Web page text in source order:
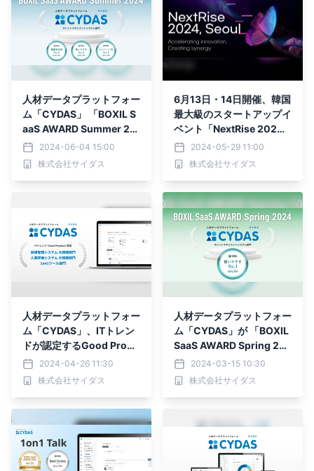
人材データプラットフォー
ム「CYDAS」 「BOXIL S
aaS AWARD Summer 20
24」 タレントマネジメン
トシステム部門で「機能満
足度No.1」ほか２つのNo.
2024-06-04 15:00
株式会社サイダス
6月13日・14日開催、韓国
最大級のスタートアップイ
ベント「NextRise 202
4」に出展いたします
2024-05-29 11:00
株式会社サイダス
人材データプラットフォー
ム「CYDAS」、ITトレン
ドが認定するGood Produ
ctバッジを3部門で受賞
2024-04-26 11:30
株式会社サイダス
人材データプラットフォー
ム「CYDAS」が 「BOXIL
SaaS AWARD Spring 20
24」 タレントマネジメン
トシステム部門で「使いや
すさNo.1」に選出
2024-03-15 10:30
株式会社サイダス